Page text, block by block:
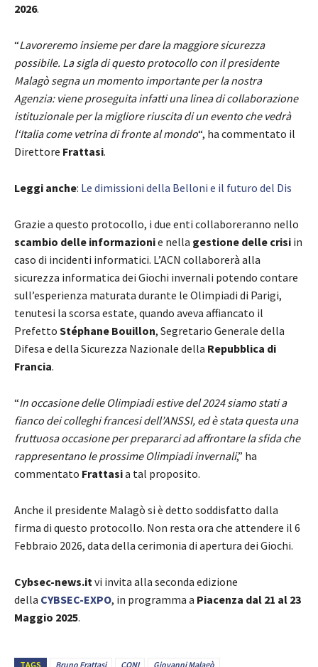
2026.
“Lavoreremo insieme per dare la maggiore sicurezza
possibile. La sigla di questo protocollo con il presidente
Malagò segna un momento importante per la nostra
Agenzia: viene proseguita infatti una linea di collaborazione
istituzionale per la migliore riuscita di un evento che vedrà
l‘Italia come vetrina di fronte al mondo“, ha commentato il
Direttore Frattasi.
Leggi anche: Le dimissioni della Belloni e il futuro del Dis
Grazie a questo protocollo, i due enti collaboreranno nello
scambio delle informazionie nella gestione delle crisi in
caso di incidenti informatici. L’ACN collaborerà alla
sicurezza informatica dei Giochi invernali potendo contare
sull’esperienza maturata durante le Olimpiadi di Parigi,
tenutesi la scorsa estate, quando aveva affiancato il
Prefetto Stéphane Bouillon, Segretario Generale della
Difesa e della Sicurezza Nazionale della Repubblica di
Francia.
“In occasione delle Olimpiadi estive del 2024 siamo stati a
fianco dei colleghi francesi dell’ANSSI, ed è stata questa una
fruttuosa occasione per prepararci ad affrontare la sfida che
rappresentano le prossime Olimpiadi invernali,” ha
commentato Frattasia tal proposito.
Anche il presidente Malagò si è detto soddisfatto dalla
firma di questo protocollo. Non resta ora che attendere il 6
Febbraio 2026, data della cerimonia di apertura dei Giochi.
Cybsec-news.it vi invita alla seconda edizione
della CYBSEC-EXPO, in programma a Piacenza dal 21 al 23
Maggio 2025.
TAGS Bruno Frattasi CONI Giovanni Malagò